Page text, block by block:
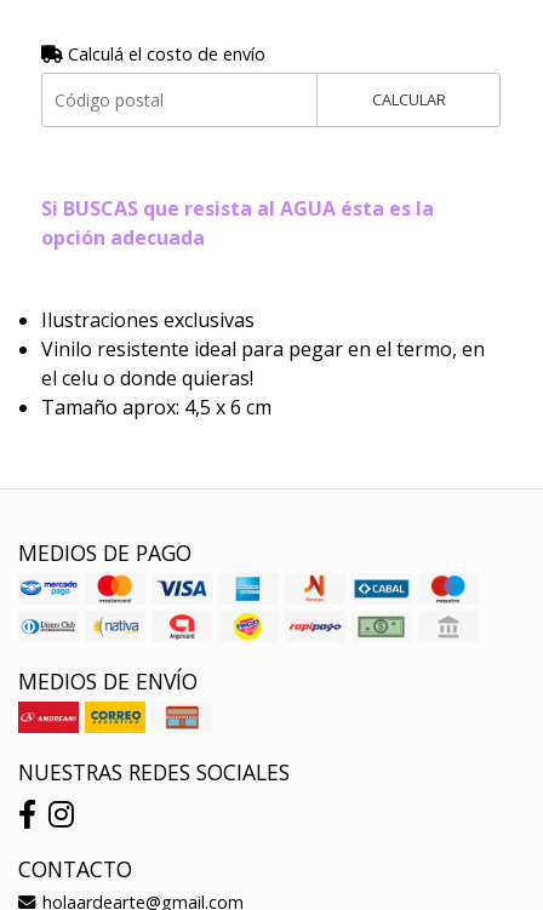
Calculá el costo de envío
CALCULAR
Si BUSCAS que resista al AGUA ésta es la
opción adecuada
Ilustraciones exclusivas
Vinilo resistente ideal para pegar en el termo, en
el celu o donde quieras!
Tamaño aprox: 4,5 x 6 cm
MEDIOS DE PAGO
MEDIOS DE ENVÍO
NUESTRAS REDES SOCIALES
CONTACTO
holaardearte@gmail.com